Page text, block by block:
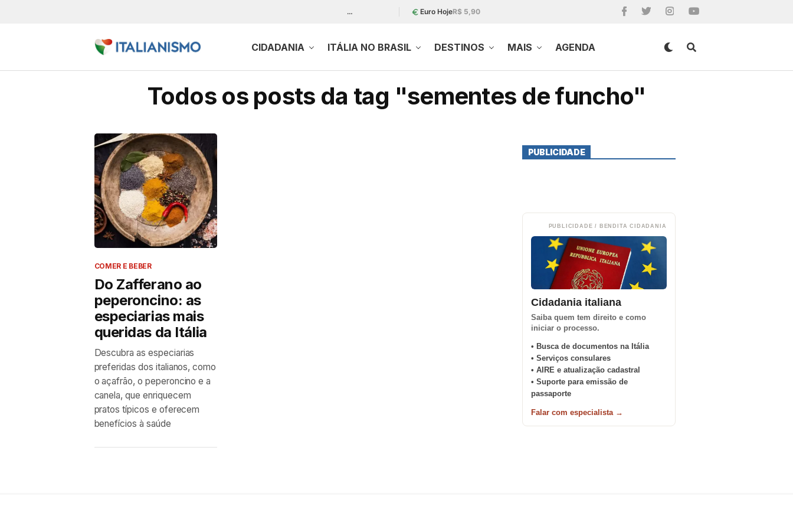
… Euro HojeR$ 5,90
CIDADANIA ITÁLIA NO BRASIL DESTINOS MAIS AGENDA
Todos os posts da tag "sementes de funcho"
COMER E BEBER
Do Zafferano ao
peperoncino: as
especiarias mais
queridas da Itália
Descubra as especiarias
preferidas dos italianos, como
o açafrão, o peperoncino e a
canela, que enriquecem
pratos típicos e oferecem
benefícios à saúde
PUBLICIDADE
PUBLICIDADE / BENDITA CIDADANIA
Cidadania italiana
Saiba quem tem direito e como
iniciar o processo.
• Busca de documentos na Itália
• Serviços consulares
• AIRE e atualização cadastral
• Suporte para emissão de
passaporte
Falar com especialista →